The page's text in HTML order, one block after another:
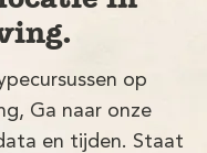
op
Ga naar onze
en tijden. Staat